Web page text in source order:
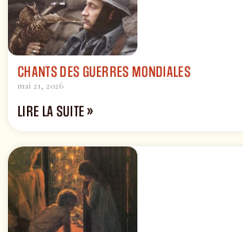
CHANTS DES GUERRES MONDIALES
mai 21, 2026
LIRE LA SUITE »